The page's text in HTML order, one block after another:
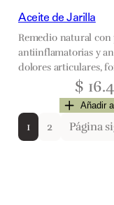
Aceite de Jarilla
Remedio natural con
antiinflamatorias y
dolores articulares,
cicatriza heridas y
Uso interno: 6-7
lengua. Uso externo:
afectada.
$
Añadir
1 2 Página